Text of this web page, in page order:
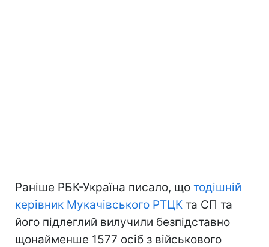
Раніше РБК-Україна писало, що тодішній
керівник Мукачівського РТЦК та СП та
його підлеглий вилучили безпідставно
щонайменше 1577 осіб з військового